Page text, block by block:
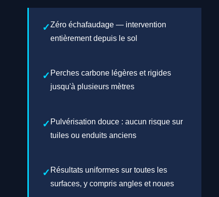
Zéro échafaudage — intervention
entièrement depuis le sol
Perches carbone légères et rigides
jusqu'à plusieurs mètres
Pulvérisation douce : aucun risque sur
tuiles ou enduits anciens
Résultats uniformes sur toutes les
surfaces, y compris angles et noues